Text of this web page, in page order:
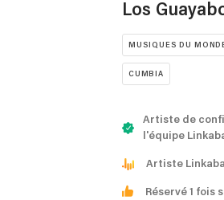
Los
MUSIQUES DU
CUMBIA
Artiste de
l'équipe
Artiste
Réservé 1 fois